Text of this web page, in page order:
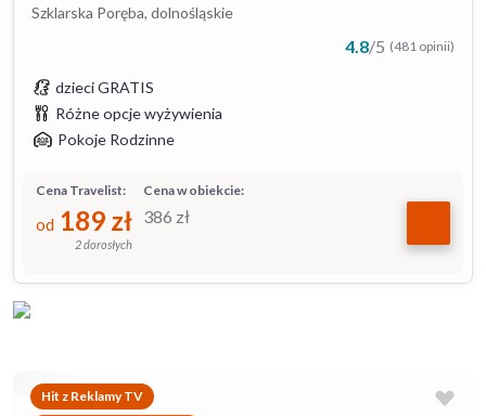
Szklarska Poręba, dolnośląskie
4.8/5 (481 opinii)
dzieci GRATIS
Różne opcje wyżywienia
Pokoje Rodzinne
Cena w obiekcie:
386 zł
Cena Travelist:
od 189 zł
2 dorosłych
Hit z Reklamy TV